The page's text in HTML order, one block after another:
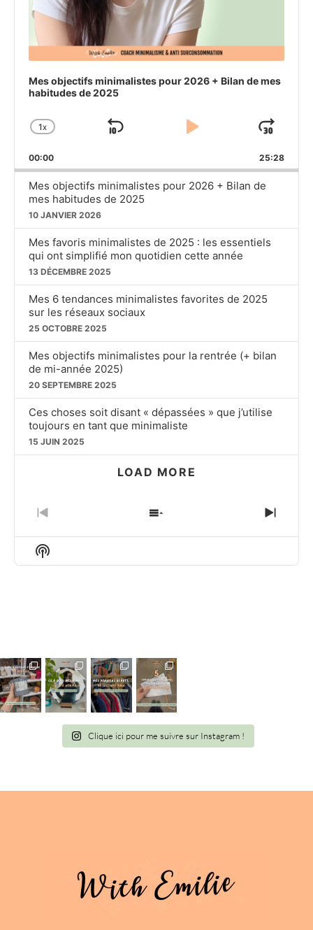
Mes objectifs minimalistes pour 2026 + Bilan de mes
habitudes de 2025
CHANGE
RATE
1X
SKIP
PLAY
PAUSE
00:00 25:28
Mes objectifs minimalistes pour 2026 + Bilan de
mes habitudes de 2025
10 JANVIER 2026
Mes favoris minimalistes de 2025 : les essentiels
qui ont simplifié mon quotidien cette année
13 DÉCEMBRE 2025
Mes 6 tendances minimalistes favorites de 2025
sur les réseaux sociaux
25 OCTOBRE 2025
Mes objectifs minimalistes pour la rentrée (+ bilan
de mi-année 2025)
20 SEPTEMBRE 2025
Ces choses soit disant « dépassées » que j’utilise
toujours en tant que minimaliste
15 JUIN 2025
LOAD MORE
PREVIOUS
EPISODE
SHOW
EPISODES
NEXT
Show
Podcast
Clique ici pour me suivre sur Instagram !